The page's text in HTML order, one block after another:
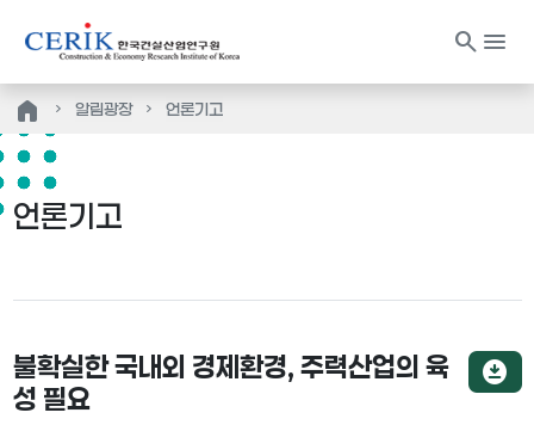
search menu
home 알림광장 언론기고
언론기고
불확실한 국내외 경제환경, 주력산업의 육
성 필요
download_for_offline